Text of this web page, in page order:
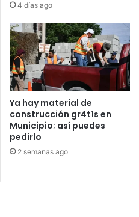
4 días ago
Ya hay material de
construcción gr4t1s en
Municipio; así puedes
pedirlo
2 semanas ago